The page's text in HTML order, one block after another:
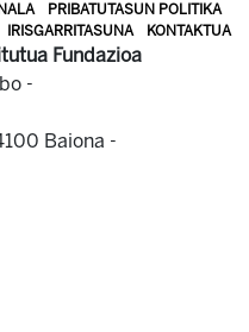
PRIBATUTASUN POLITIKA
IRISGARRITASUNA KONTAKTUA
Fundazioa
-
Baiona -